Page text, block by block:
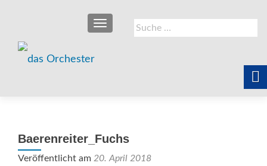
Suche
nach:
SCHALTE NAVIGATION
Baerenreiter_Fuchs
Veröffentlicht am 20. April 2018